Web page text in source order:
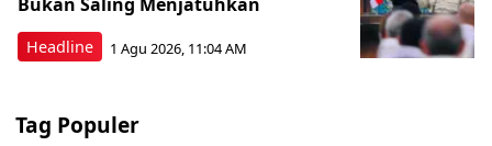
Headline 1 Agu 2026, 11:04 AM
Tag Populer